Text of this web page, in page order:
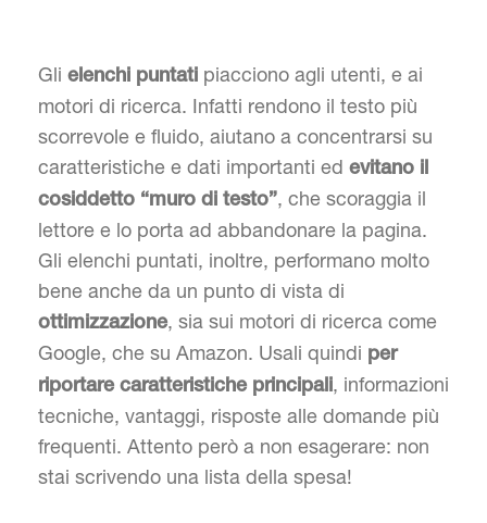
Gli elenchi puntati piacciono agli utenti, e ai
motori di ricerca. Infatti rendono il testo più
scorrevole e fluido, aiutano a concentrarsi su
caratteristiche e dati importanti ed evitano il
cosiddetto “muro di testo”, che scoraggia il
lettore e lo porta ad abbandonare la pagina.
Gli elenchi puntati, inoltre, performano molto
bene anche da un punto di vista di
ottimizzazione, sia sui motori di ricerca come
Google, che su Amazon. Usali quindi per
riportare caratteristiche principali, informazioni
tecniche, vantaggi, risposte alle domande più
frequenti. Attento però a non esagerare: non
stai scrivendo una lista della spesa!